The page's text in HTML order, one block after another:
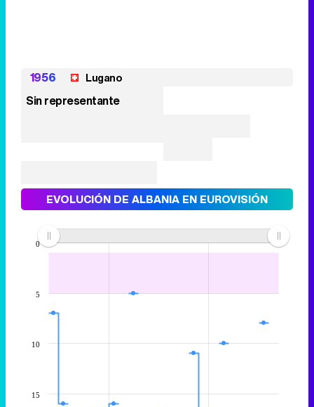
1956 Lugano
Sin representante
EVOLUCIÓN DE ALBANIA EN EUROVISIÓN
0
5
10
15